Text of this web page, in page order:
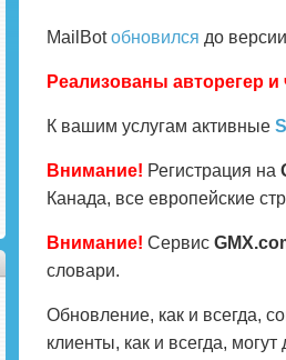
MailBotобновился до
Реализованы авторегер и
К вашим услугам активные
Внимание! Регистрация на
Канада, все европейские
Внимание! Сервис
словари.
Обновление, как и всегда,
клиенты, как и всегда,